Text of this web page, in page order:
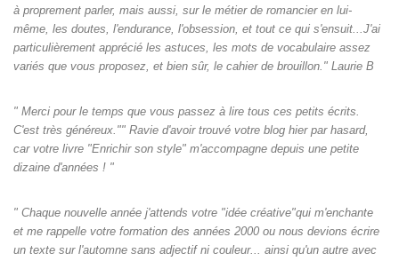
à proprement parler, mais aussi, sur le métier de romancier en lui-
même, les doutes, l'endurance, l'obsession, et tout ce qui s'ensuit...J'ai
particulièrement apprécié les astuces, les mots de vocabulaire assez
variés que vous proposez, et bien sûr, le cahier de brouillon." Laurie B
" Merci pour le temps que vous passez à lire tous ces petits écrits.
C'est très généreux."" Ravie d'avoir trouvé votre blog hier par hasard,
car votre livre "Enrichir son style" m'accompagne depuis une petite
dizaine d'années ! "
" Chaque nouvelle année j'attends votre "idée créative"qui m'enchante
et me rappelle votre formation des années 2000 ou nous devions écrire
un texte sur l'automne sans adjectif ni couleur... ainsi qu'un autre avec